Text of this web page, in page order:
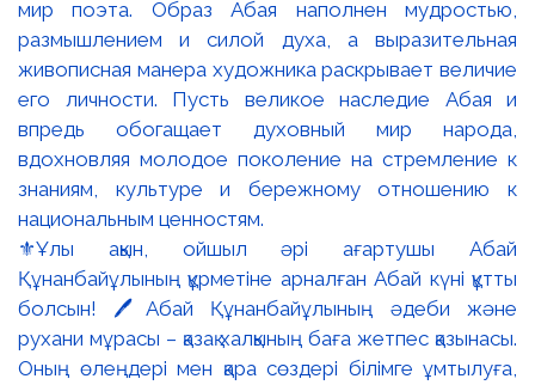
⚜️Ұлы ақын, ойшыл әрі ағартушы Абай
Құнанбайұлының құрметіне арналған Абай күні құтты
болсын! 🖊️Абай Құнанбайұлының әдеби және
рухани мұрасы – қазақ халқының баға жетпес қазынасы.
Оның өлеңдері мен қара сөздері білімге ұмтылуға,